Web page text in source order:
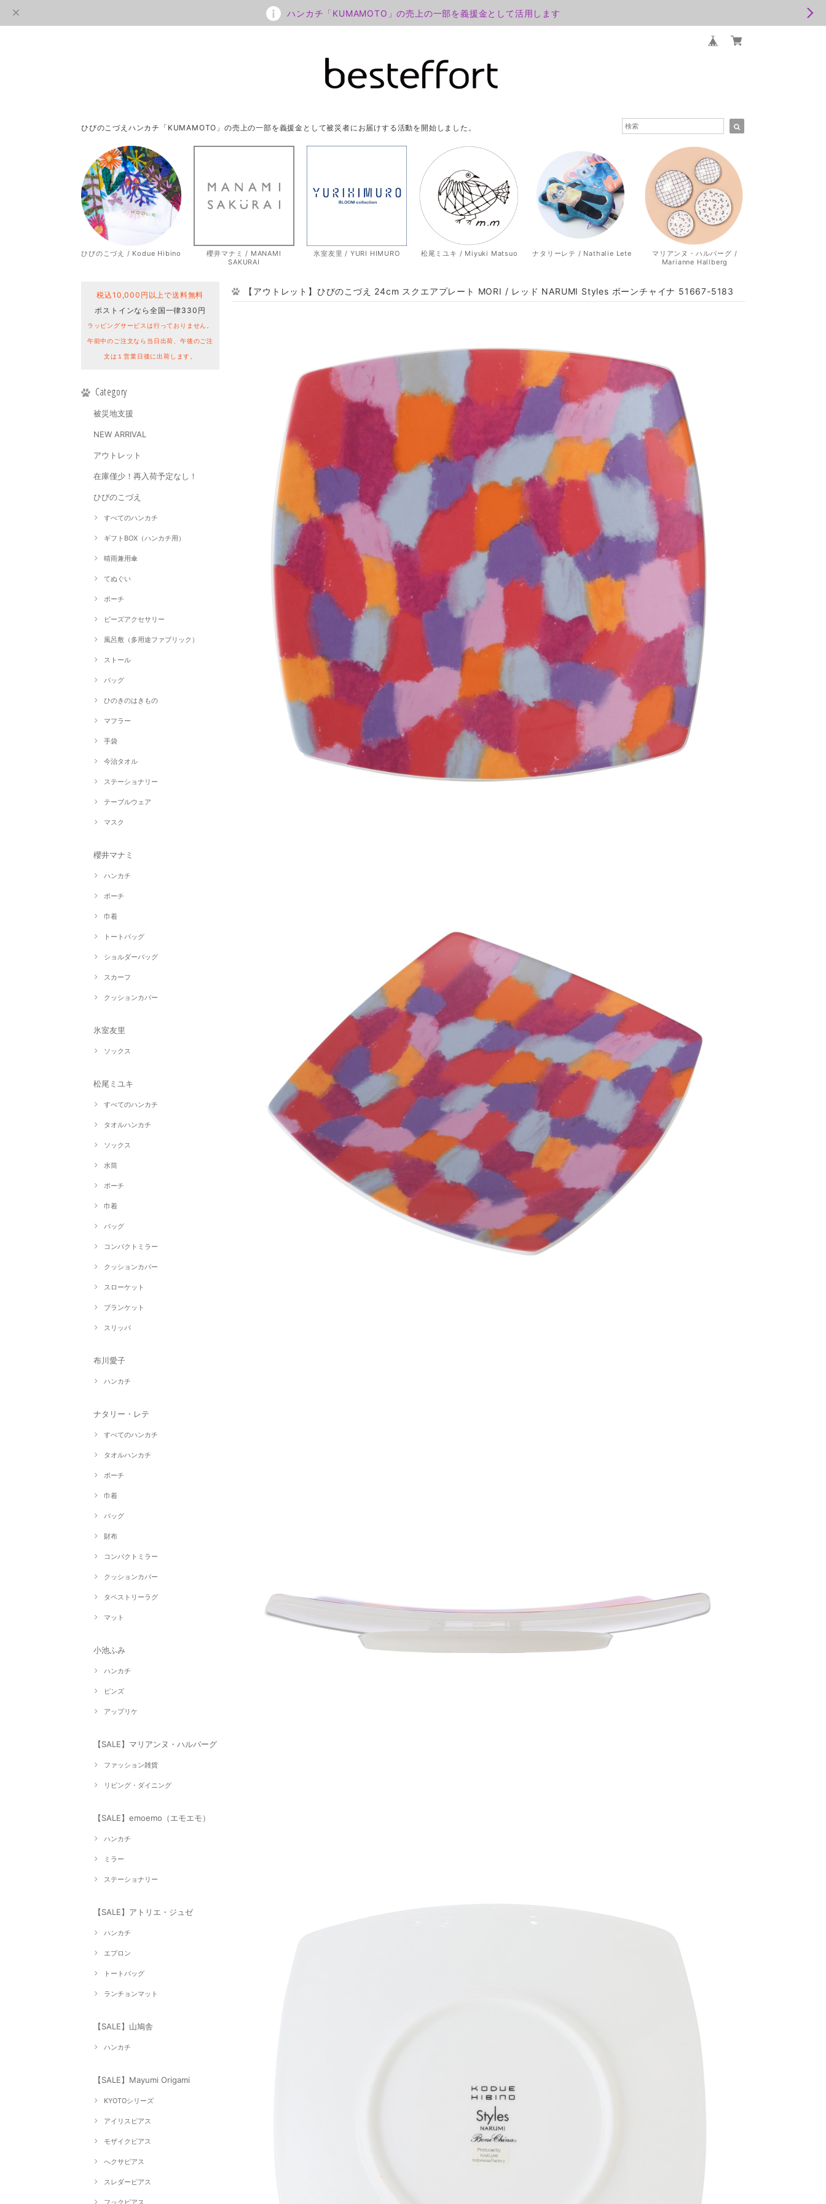
ハンカチ「KUMAMOTO」の売上の一部を義援金として活用します
ひびのこづえハンカチ「KUMAMOTO」の売上の一部を義援金として被災者にお届けする活動を開始しました。
ひびのこづえ / Kodue Hibino
櫻井マナミ / MANAMI
SAKURAI
氷室友里 / YURI HIMURO 松尾ミユキ / Miyuki Matsuo ナタリーレテ / Nathalie Lete
マリアンヌ・ハルバーグ /
Marianne Hallberg
税込10,000円以上で送料無料
ポストインなら全国一律330円
ラッピングサービスは行っておりません。
午前中のご注文なら当日出荷、午後のご注
文は１営業日後に出荷します。
Category
被災地支援
NEW ARRIVAL
アウトレット
在庫僅少！再入荷予定なし！
ひびのこづえ
すべてのハンカチ
ギフトBOX（ハンカチ用）
晴雨兼用傘
てぬぐい
ポーチ
ビーズアクセサリー
風呂敷（多用途ファブリック）
ストール
バッグ
ひのきのはきもの
マフラー
手袋
今治タオル
ステーショナリー
テーブルウェア
マスク
櫻井マナミ
ハンカチ
ポーチ
巾着
トートバッグ
ショルダーバッグ
スカーフ
クッションカバー
氷室友里
ソックス
松尾ミユキ
すべてのハンカチ
タオルハンカチ
ソックス
水筒
ポーチ
巾着
バッグ
コンパクトミラー
クッションカバー
スローケット
ブランケット
スリッパ
布川愛子
ハンカチ
ナタリー・レテ
すべてのハンカチ
タオルハンカチ
ポーチ
巾着
バッグ
財布
コンパクトミラー
クッションカバー
タペストリーラグ
マット
小池ふみ
ハンカチ
ピンズ
アップリケ
【SALE】マリアンヌ・ハルバーグ
ファッション雑貨
リビング・ダイニング
【SALE】emoemo（エモエモ）
ハンカチ
ミラー
ステーショナリー
【SALE】アトリエ・ジュゼ
ハンカチ
エプロン
トートバッグ
ランチョンマット
【SALE】山鳩舎
ハンカチ
【SALE】Mayumi Origami
KYOTOシリーズ
アイリスピアス
モザイクピアス
へクサピアス
スレダーピアス
【アウトレット】ひびのこづえ 24cm スクエアプレート MORI / レッド NARUMI Styles ボーンチャイナ 51667-5183